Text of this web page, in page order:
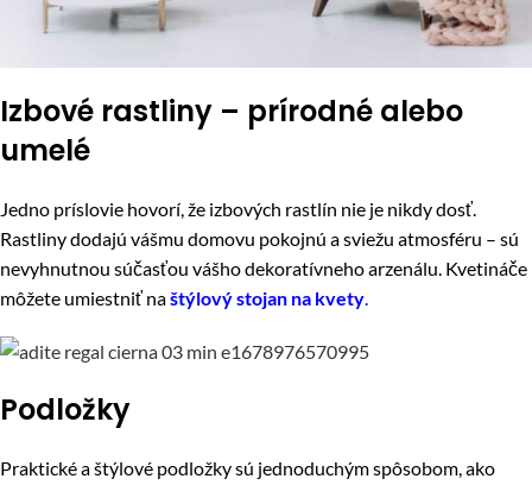
Izbové rastliny – prírodné alebo
umelé
Jedno príslovie hovorí, že izbových rastlín nie je nikdy dosť.
Rastliny dodajú vášmu domovu pokojnú a sviežu atmosféru – sú
nevyhnutnou súčasťou vášho dekoratívneho arzenálu. Kvetináče
môžete umiestniť naštýlový stojan na kvety.
Podložky
Praktické a štýlové podložky sú jednoduchým spôsobom, ako